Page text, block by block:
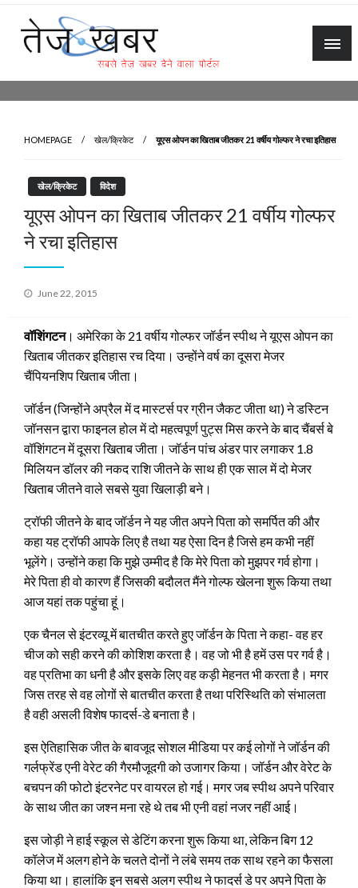
Skip
content
HOMEPAGE खेल/क्रिकेट यूएस ओपन का खिताब जीतकर 21 वर्षीय गोल्‍फर ने रचा इतिहास
खेल/क्रिकेट विदेश
यूएस ओपन का खिताब जीतकर 21 वर्षीय गोल्‍फर
ने रचा इतिहास
Posted
June 22, 2015
वॉशिंगटन। अमेरिका के 21 वर्षीय गोल्‍फर जॉर्डन स्‍पीथ ने यूएस ओपन का
खिताब जीतकर इतिहास रच दिया। उन्‍होंने वर्ष का दूसरा मेजर
चैंपियनशिप खिताब जीता।
जॉर्डन (जिन्‍होंने अप्रैल में द मास्‍टर्स पर ग्रीन जैकट जीता था) ने डस्टिन
जॉनसन द्वारा फाइनल होल में दो महत्‍वपूर्ण पुट्स मिस करने के बाद चैंबर्स बे
वॉशिंगटन में दूसरा खिताब जीता। जॉर्डन पांच अंडर पार लगाकर 1.8
मिलियन डॉलर की नकद राशि जीतने के साथ ही एक साल में दो मेजर
खिताब जीतने वाले सबसे युवा खिलाड़ी बने।
ट्रॉफी जीतने के बाद जॉर्डन ने यह जीत अपने पिता को समर्पित की और
कहा यह ट्रॉफी आपके लिए है तथा यह ऐसा दिन है जिसे हम कभी नहीं
भूलेंगे। उन्‍होंने कहा कि मुझे उम्‍मीद है कि मेरे पिता को मुझपर गर्व होगा।
मेरे पिता ही वो कारण हैं जिसकी बदौलत मैंने गोल्‍फ खेलना शुरू किया तथा
आज यहां तक पहुंचा हूं।
एक चैनल से इंटरव्‍यू में बातचीत करते हुए जॉर्डन के पिता ने कहा- वह हर
चीज को सही करने की कोशिश करता है। वह जो भी है हमें उस पर गर्व है।
वह प्रतिभा का धनी है और इसके लिए वह कड़ी मेहनत भी करता है। मगर
जिस तरह से वह लोगों से बातचीत करता है तथा परिस्थिति को संभालता
है वही असली विशेष फादर्स-डे बनाता है।
इस ऐतिहासिक जीत के बावजूद सोशल मीडिया पर कई लोगों ने जॉर्डन की
गर्लफ्रेंड एनी वेरेट की गैरमौजूदगी को उजागर किया। जॉर्डन और वेरेट के
बचपन की फोटो इंटरनेट पर वायरल हो गई। मगर जब स्‍पीथ अपने परिवार
के साथ जीत का जश्‍न मना रहे थे तब भी एनी वहां नजर नहीं आई।
इस जोड़ी ने हाई स्‍कूल से डेटिंग करना शुरू किया था, लेकिन बिग 12
कॉलेज में अलग होने के चलते दोनों ने लंबे समय तक साथ रहने का फैसला
किया था। हालांकि इन सबसे अलग स्‍पीथ ने फादर्स डे पर अपने पिता के